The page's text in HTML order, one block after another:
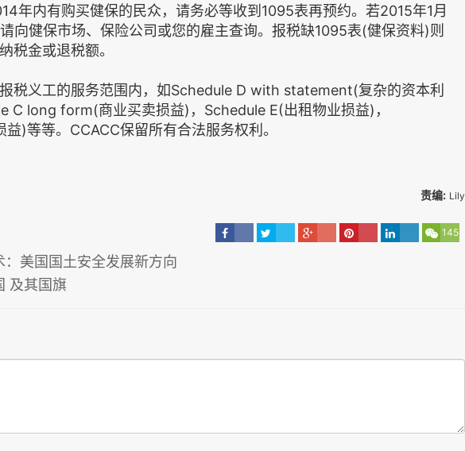
年内有购买健保的民众，请务必等收到1095表再预约。若2015年1月
向健保市场、保险公司或您的雇主查询。报税缺1095表(健保资料)则
税金或退税额。
税义工的服务范围内，如Schedule D with statement(复杂的资本利
C long form(商业买卖损益)，Schedule E(出租物业损益)，
)等等。CCACC保留所有合法服务权利。
责编: Lily
145
：美国国土安全发展新方向
及其国旗